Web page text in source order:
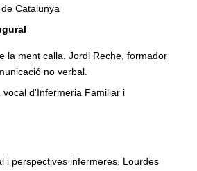
Catalunya
la ment calla. Jordi Reche, formador
no verbal.
vocal d'Infermeria Familiar i
i perspectives infermeres. Lourdes